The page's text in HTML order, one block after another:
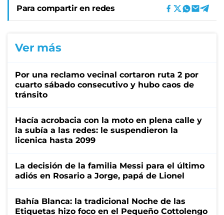
Para compartir en redes
Ver más
Por una reclamo vecinal cortaron ruta 2 por
cuarto sábado consecutivo y hubo caos de
tránsito
Hacía acrobacia con la moto en plena calle y
la subía a las redes: le suspendieron la
licenica hasta 2099
La decisión de la familia Messi para el último
adiós en Rosario a Jorge, papá de Lionel
Bahía Blanca: la tradicional Noche de las
Etiquetas hizo foco en el Pequeño Cottolengo